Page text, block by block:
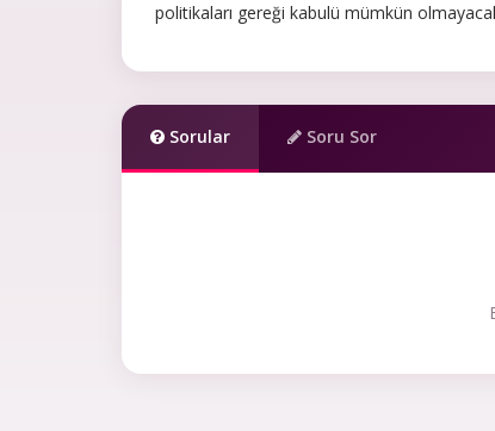
politikaları gereği kabulü mümkün
Sorular Soru Sor